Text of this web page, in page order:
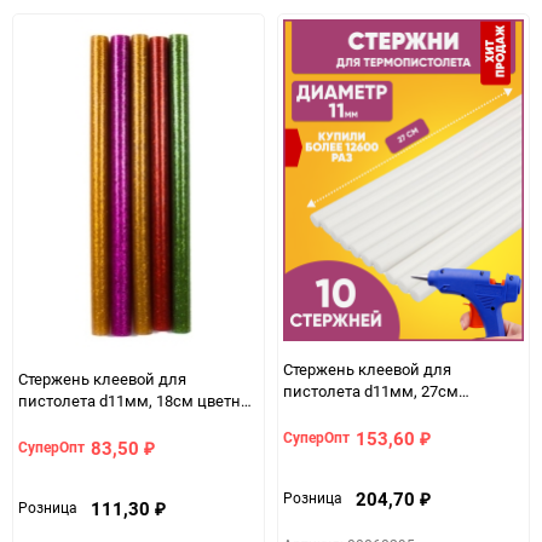
Стержень клеевой для
пистолета d11мм, 18см цветной
СуперОпт 83,50 ₽
Розница 111,30 ₽
Стержень клеевой для
пистолета d11мм, 27см
СуперОпт 153,60 ₽
Розница 204,70 ₽